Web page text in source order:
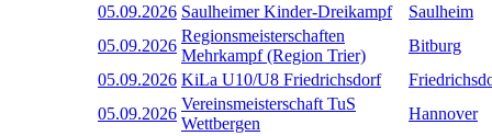
05.09.2026 Saulheimer Kinder-Dreikampf
Saulheim
05.09.2026
Regionsmeisterschaften
Mehrkampf (Region Trier)
Bitburg
05.09.2026 KiLa U10/U8 Friedrichsdorf
05.09.2026
Vereinsmeisterschaft TuS
Wettbergen
Hannover